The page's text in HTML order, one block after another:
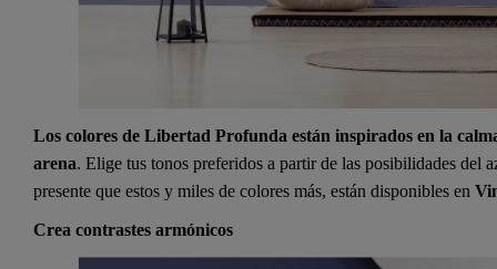
Los colores de Libertad Profunda están inspirados en la
arena. Elige tus tonos preferidos a partir de las posibilidades del
presente que estos y miles de colores más, están disponibles en
Crea contrastes armónicos